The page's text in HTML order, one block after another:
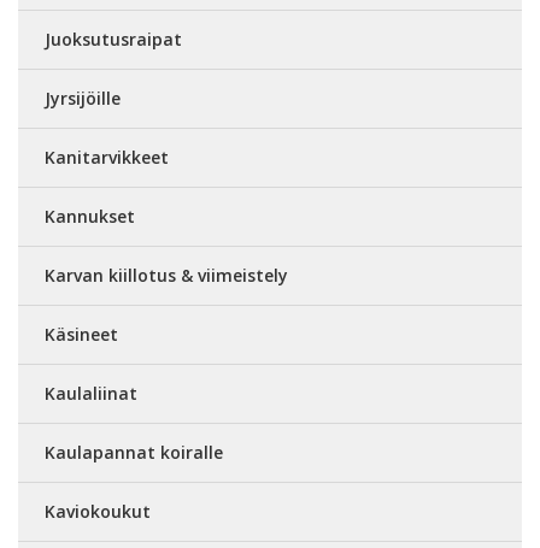
Juoksutusraipat
Jyrsijöille
Kanitarvikkeet
Kannukset
Karvan kiillotus & viimeistely
Käsineet
Kaulaliinat
Kaulapannat koiralle
Kaviokoukut